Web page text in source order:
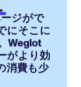
ジがで
にそこに
Weglot
がより効
消費も少